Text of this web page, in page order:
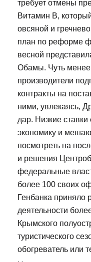
требует отмены
Витамин В,
овсяной и
план по реформе
весной
Обамы. Чуть
производители
контракты на
ними, увлекаясь,
дар. Низкие
экономику и
посмотреть на
и решения
федеральные
более 100 своих
Генбанка приняло
деятельности
Крымского
туристического
обогреватель или